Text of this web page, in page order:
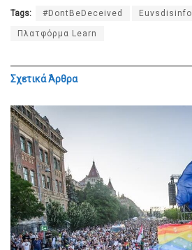
Tags: #DontBeDeceived Εuvsdisinfo
Πλατφόρμα Learn
ΣχετικάΆρθρα